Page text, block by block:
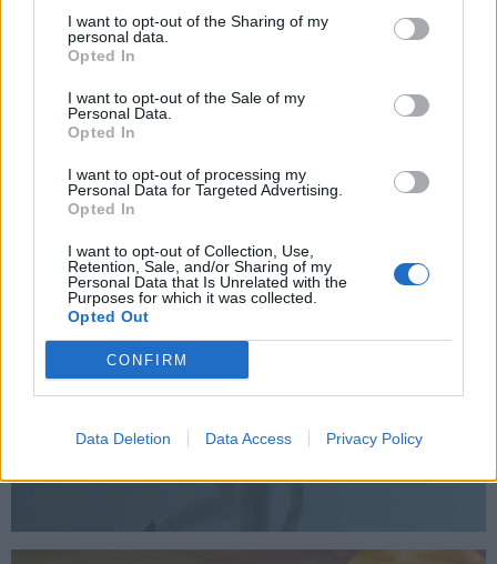
I want to opt-out of the Sharing of my
personal data.
Opted In
I want to opt-out of the Sale of my
Personal Data.
Opted In
I want to opt-out of processing my
Personal Data for Targeted Advertising.
Opted In
I want to opt-out of Collection, Use,
Retention, Sale, and/or Sharing of my
Personal Data that Is Unrelated with the
Purposes for which it was collected.
Opted Out
CONFIRM
Data Deletion Data Access Privacy Policy
Τελικά η κοινοποίηση τοποθεσίας είναι ή όχι τοξική
για μία σχέση;
Το viral photo booth της Νέας Υόρκης σου βρίσκει το
Keep her in the game
Πότε η αυτοπεποίθηση γίνεται
η μεγαλύτερη δύναμη μίας
αθλήτριας; Ανακάλυψε